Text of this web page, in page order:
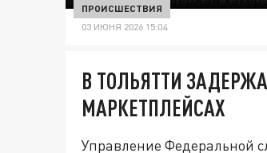
ПРОИСШЕСТВИЯ
03 ИЮНЯ 2026 15:04
В ТОЛЬЯТТИ
МАРКЕТПЛЕЙСАХ
Управление Федеральной